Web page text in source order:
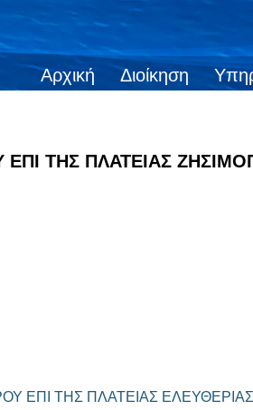
Αρχική Διοίκηση
ΤΗΣ ΠΛΑΤΕΙΑΣ
ΕΠΙ ΤΗΣ ΠΛΑΤΕΙΑΣ